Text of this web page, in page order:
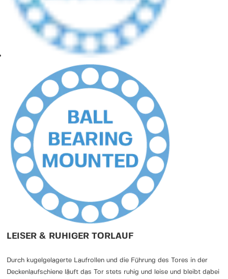
aus Stil, Robustheit und Eleganz. Erleben Sie, wie hochwertige
Handwerkskunst Ihr Zuhause bereichern kann.
LEISER & RUHIGER TORLAUF
Durch kugelgelagerte Laufrollen und die Führung des Tores in der
Deckenlaufschiene läuft das Tor stets ruhig und leise und bleibt dabei